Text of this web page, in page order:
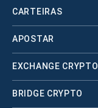
CARTEIRAS
APOSTAR
EXCHANGE CRYPTO
BRIDGE CRYPTO